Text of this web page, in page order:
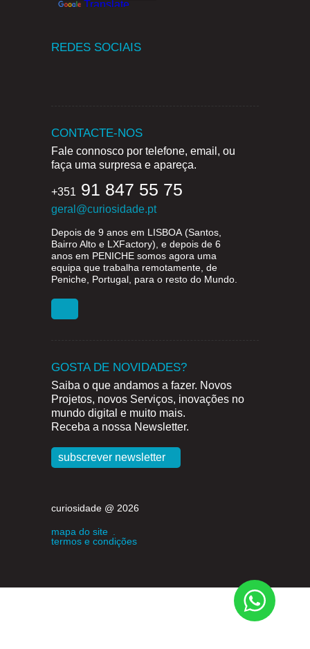
Translate
REDES SOCIAIS
CONTACTE-NOS
Fale connosco por telefone, email, ou
faça uma surpresa e apareça.
+351 91 847 55 75
geral@curiosidade.pt
Depois de 9 anos em LISBOA (Santos,
Bairro Alto e LXFactory), e depois de 6
anos em PENICHE somos agora uma
equipa que trabalha remotamente, de
Peniche, Portugal, para o resto do Mundo.
GOSTA DE NOVIDADES?
Saiba o que andamos a fazer. Novos
Projetos, novos Serviços, inovações no
mundo digital e muito mais.
Receba a nossa Newsletter.
subscrever newsletter
curiosidade @ 2026
mapa do site
termos e condições